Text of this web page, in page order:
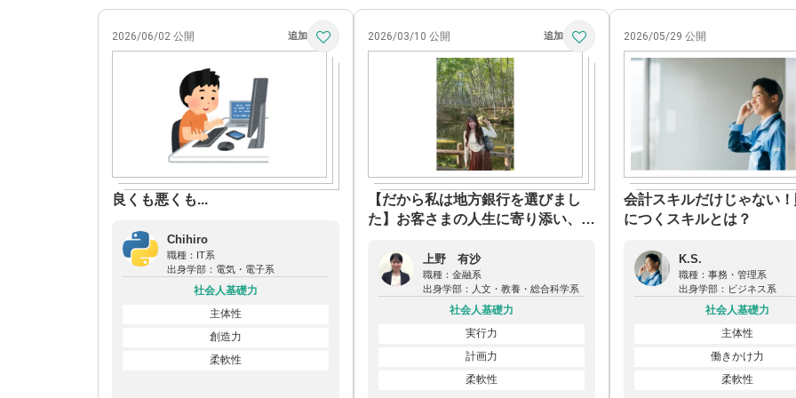
2026/06/02 公開
良くも悪くも...
Chihiro
職種： IT系
出身学部： 電気・電子系
社会人基礎力
主体性
創造力
柔軟性
2026/03/10 公開
【だから私は地方銀行を選びまし
た】お客さまの人生に寄り添い、信
上野 有沙
職種： 金融系
出身学部：
人文・教養・総合科学系
社会人基礎力
実行力
計画力
柔軟性
2026/05/29 公開
会計スキルだけじゃない
につくスキルとは？
K.S.
職種： 事務・管理系
出身学部： ビジネス系
社会人基礎力
主体性
働きかけ力
柔軟性